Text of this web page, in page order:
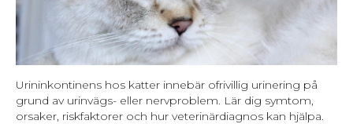
Urininkontinens hos katter innebär ofrivillig urinering på
grund av urinvägs- eller nervproblem. Lär dig symtom,
orsaker, riskfaktorer och hur veterinärdiagnos kan hjälpa.